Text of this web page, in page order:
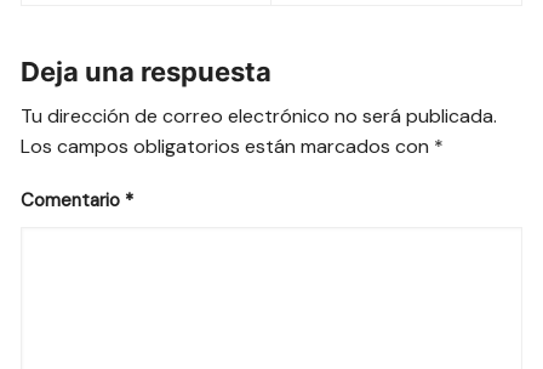
Deja una respuesta
Tu dirección de correo electrónico no será publicada.
Los campos obligatorios están marcados con *
Comentario *